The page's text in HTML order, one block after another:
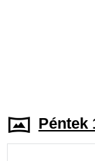
Péntek